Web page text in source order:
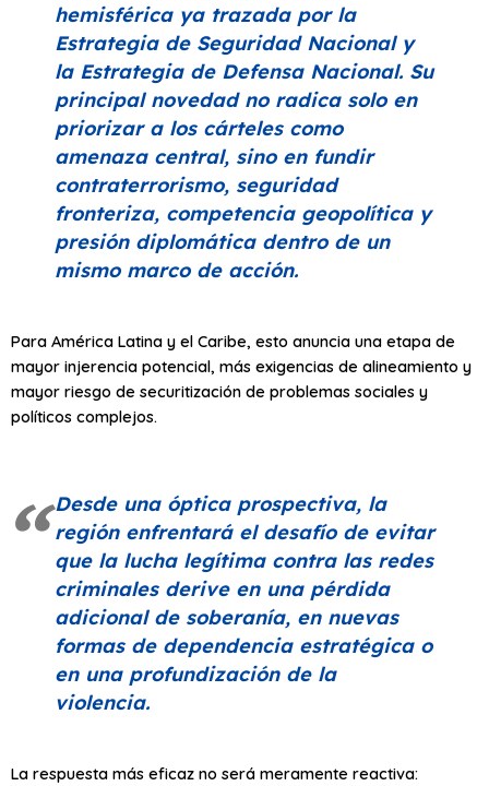
hemisférica ya trazada por la
Estrategia de Seguridad Nacional y
la Estrategia de Defensa Nacional. Su
principal novedad no radica solo en
priorizar a los cárteles como
amenaza central, sino en fundir
contraterrorismo, seguridad
fronteriza, competencia geopolítica y
presión diplomática dentro de un
mismo marco de acción.
Para América Latina y el Caribe, esto anuncia una etapa de
mayor injerencia potencial, más exigencias de alineamiento y
mayor riesgo de securitización de problemas sociales y
políticos complejos.
Desde una óptica prospectiva, la
región enfrentará el desafío de evitar
que la lucha legítima contra las redes
criminales derive en una pérdida
adicional de soberanía, en nuevas
formas de dependencia estratégica o
en una profundización de la
violencia.
La respuesta más eficaz no será meramente reactiva: